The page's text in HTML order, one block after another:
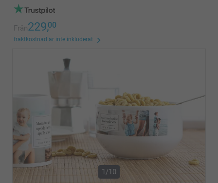
Från229,00
fraktkostnad är inte inkluderat
1/10